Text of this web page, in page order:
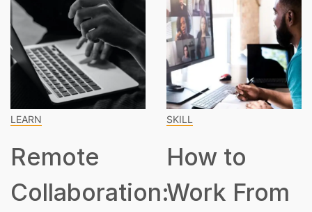
LEARN
Remote
Collaboration:
SKILL
How to
Work From